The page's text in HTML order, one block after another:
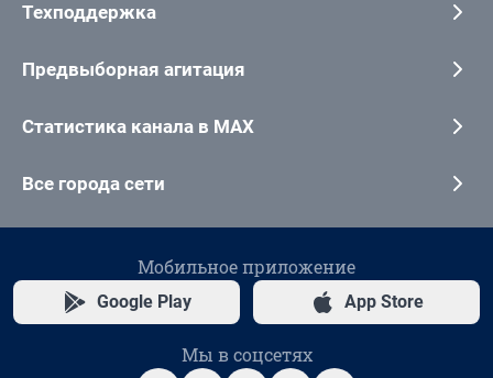
Техподдержка
Предвыборная агитация
Статистика канала в MAX
Все города сети
Мобильное приложение
Google Play App Store
Мы в соцсетях